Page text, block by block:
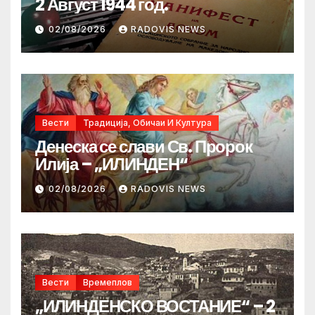
02/08/2026 RADOVIS NEWS
Вести Традиција, Обичаи И Култура
Денеска се слави Св. Пророк
Илија – „ИЛИНДЕН“
02/08/2026 RADOVIS NEWS
Вести Времеплов
„ИЛИНДЕНСКО ВОСТАНИЕ“ – 2